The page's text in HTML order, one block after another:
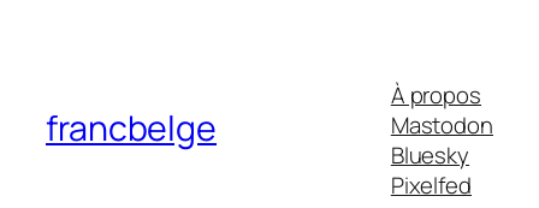
francbelge
À propos
Mastodon
Bluesky
Pixelfed